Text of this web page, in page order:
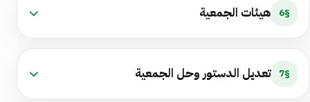
§6 هيئات الجمعية
§7 تعديل الدستور وحل الجمعية